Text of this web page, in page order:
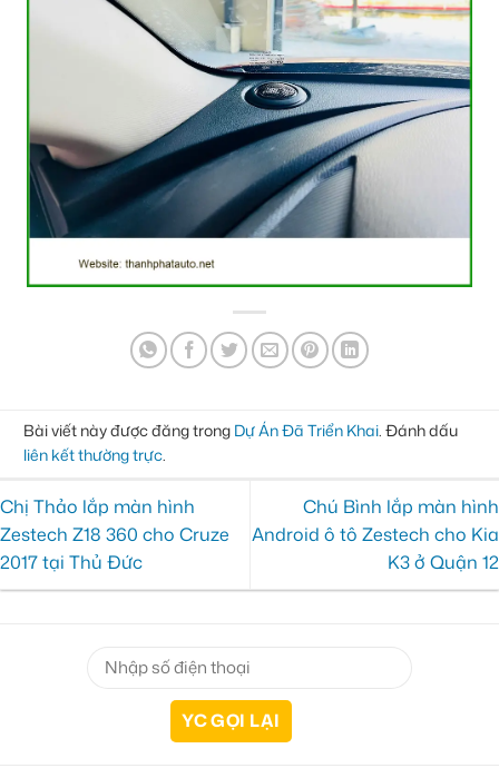
Bài viết này được đăng trong Dự Án Đã Triển Khai. Đánh dấu
liên kết thường trực.
Chị Thảo lắp màn hình
Zestech Z18 360 cho Cruze
2017 tại Thủ Đức
Chú Bình lắp màn hình
Android ô tô Zestech cho Kia
K3 ở Quận 12